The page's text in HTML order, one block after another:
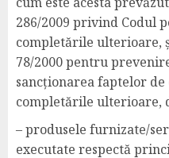
286/2009 privind Codul
completările ulterioare,
78/2000 pentru
sancționarea faptelor
completările ulterioare,
– produsele furnizate/
executate respectă